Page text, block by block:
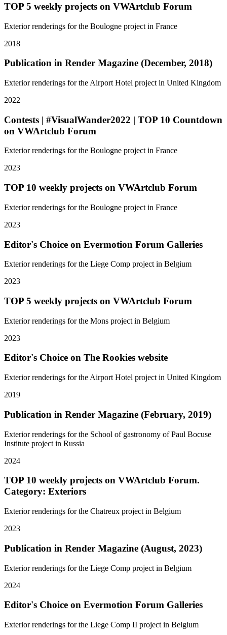
TOP 5 weekly projects on VWArtclub Forum
Exterior renderings for the Boulogne project in France
2018
Publication in Render Magazine (December, 2018)
Exterior renderings for the Airport Hotel project in United Kingdom
2022
Contests | #VisualWander2022 | TOP 10 Countdown
on VWArtclub Forum
Exterior renderings for the Boulogne project in France
2023
TOP 10 weekly projects on VWArtclub Forum
Exterior renderings for the Boulogne project in France
2023
Editor's Choice on Evermotion Forum Galleries
Exterior renderings for the Liege Comp project in Belgium
2023
TOP 5 weekly projects on VWArtclub Forum
Exterior renderings for the Mons project in Belgium
2023
Editor's Choice on The Rookies website
Exterior renderings for the Airport Hotel project in United Kingdom
2019
Publication in Render Magazine (February, 2019)
Exterior renderings for the School of gastronomy of Paul Bocuse
Institute project in Russia
2024
TOP 10 weekly projects on VWArtclub Forum.
Category: Exteriors
Exterior renderings for the Chatreux project in Belgium
2023
Publication in Render Magazine (August, 2023)
Exterior renderings for the Liege Comp project in Belgium
2024
Editor's Choice on Evermotion Forum Galleries
Exterior renderings for the Liege Comp II project in Belgium